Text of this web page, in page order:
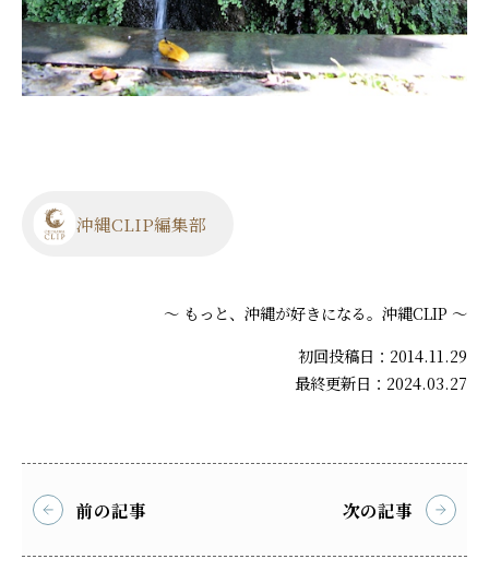
沖縄CLIP編集部
～ もっと、沖縄が好きになる。沖縄CLIP ～
初回投稿日：2014.11.29
最終更新日：2024.03.27
前の記事 次の記事